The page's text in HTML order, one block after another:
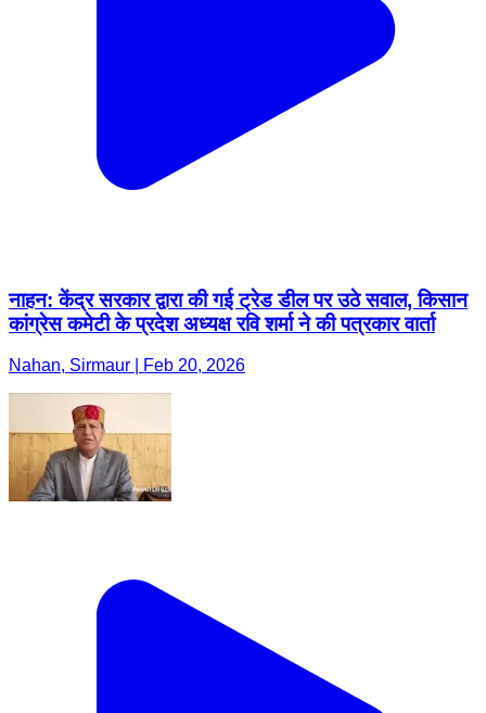
नाहन: केंद्र सरकार द्वारा की गई ट्रेड डील पर उठे सवाल, किसान
कांग्रेस कमेटी के प्रदेश अध्यक्ष रवि शर्मा ने की पत्रकार वार्ता
Nahan, Sirmaur | Feb 20, 2026